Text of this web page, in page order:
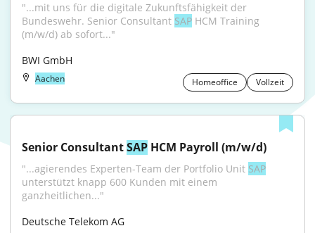
"...mit uns für die digitale Zukunftsfähigkeit der
Bundeswehr. Senior Consultant SAP HCM Training
(m/w/d) ab sofort..."
BWI GmbH
Aachen Homeoffice Vollzeit
Senior Consultant SAP HCM Payroll (m/w/d)
"...agierendes Experten-Team der Portfolio Unit SAP
unterstützt knapp 600 Kunden mit einem
ganzheitlichen..."
Deutsche Telekom AG